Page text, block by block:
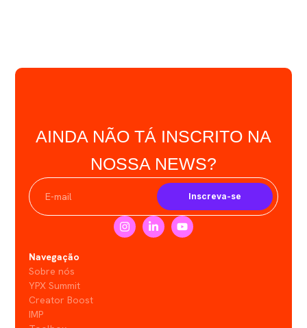
AINDA NÃO TÁ INSCRITO NA
NOSSA NEWS?
Inscreva-se
Navegação
Sobre nós
YPX Summit
Creator Boost
IMP